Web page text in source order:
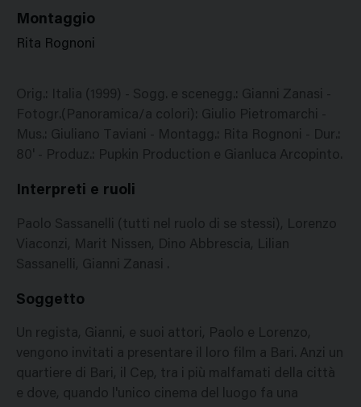
Montaggio
Rita Rognoni
Orig.: Italia (1999) - Sogg. e scenegg.: Gianni Zanasi -
Fotogr.(Panoramica/a colori): Giulio Pietromarchi -
Mus.: Giuliano Taviani - Montagg.: Rita Rognoni - Dur.:
80' - Produz.: Pupkin Production e Gianluca Arcopinto.
Interpreti e ruoli
Paolo Sassanelli (tutti nel ruolo di se stessi), Lorenzo
Viaconzi, Marit Nissen, Dino Abbrescia, Lilian
Sassanelli, Gianni Zanasi .
Soggetto
Un regista, Gianni, e suoi attori, Paolo e Lorenzo,
vengono invitati a presentare il loro film a Bari. Anzi un
quartiere di Bari, il Cep, tra i più malfamati della città
e dove, quando l'unico cinema del luogo fa una